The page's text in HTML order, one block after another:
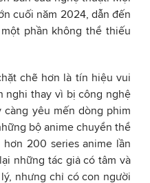
cuối năm 2024, dẫn đến
phần không thể thiếu
chẽ hơn là tín hiệu vui
nghi thay vì bị công nghệ
càng yêu mến dòng phim
bộ anime chuyển thể
200 series anime lần
những tác giả có tâm và
nhưng chỉ có con người